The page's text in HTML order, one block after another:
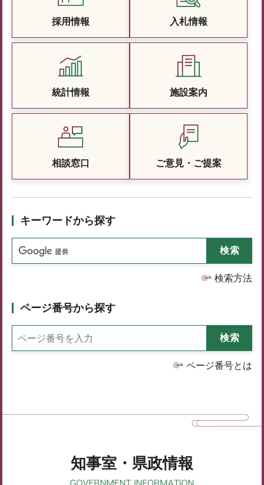
採用情報 入札情報
統計情報 施設案内
相談窓口 ご意見・ご提案
キーワードから探す
検索方法
ページ番号から探す
ページ番号とは
知事室・県政情報